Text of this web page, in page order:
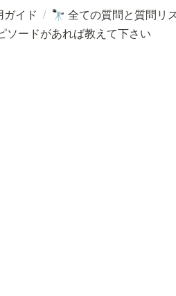
ガイド / 🔭 全ての質問と質問リ
ソードがあれば教えて下さい